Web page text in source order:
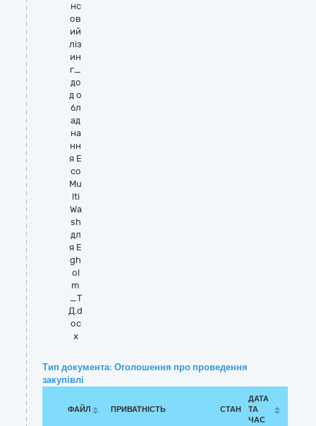
нс
ов
ий
ліз
ин
г_
до
д о
бл
ад
на
нн
я E
co
Mu
lti
Wa
sh
дл
я E
gh
ol
m
_Т
Д.d
oc
x
Тип документа: Оголошення про проведення
закупівлі
ФАЙЛ ПРИВАТНІСТЬ СТАН
ДАТА
ТА
ЧАС